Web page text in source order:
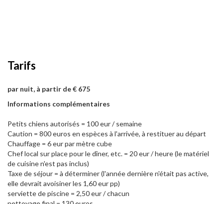
Tarifs
par nuit, à partir de € 675
Informations complémentaires
Petits chiens autorisés = 100 eur / semaine
Caution = 800 euros en espèces à l'arrivée, à restituer au départ
Chauffage = 6 eur par mètre cube
Chef local sur place pour le dîner, etc. = 20 eur / heure (le matériel
de cuisine n'est pas inclus)
Taxe de séjour = à déterminer (l'année dernière n'était pas active,
elle devrait avoisiner les 1,60 eur pp)
serviette de piscine = 2,50 eur / chacun